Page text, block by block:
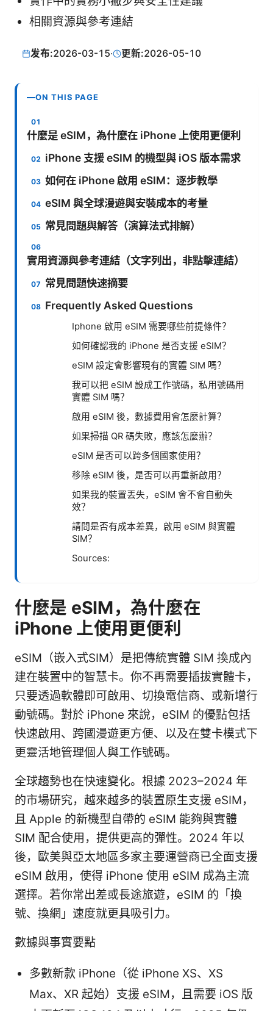
相關資源與參考連結
发布:2026-03-15· 更新:2026-05-10
ON THIS PAGE
什麼是 eSIM，為什麼在 iPhone 上使用更便利
iPhone 支援 eSIM 的機型與 iOS 版本需求
如何在 iPhone 啟用 eSIM：逐步教學
eSIM 與全球漫遊與安裝成本的考量
常見問題與解答（演算法式排解）
實用資源與參考連結（文字列出，非點擊連結）
常見問題快速摘要
Frequently Asked Questions
Iphone 啟用 eSIM 需要哪些前提條件？
如何確認我的 iPhone 是否支援 eSIM？
eSIM 設定會影響現有的實體 SIM 嗎？
我可以把 eSIM 設成工作號碼，私用號碼用
實體 SIM 嗎？
啟用 eSIM 後，數據費用會怎麼計算？
如果掃描 QR 碼失敗，應該怎麼辦？
eSIM 是否可以跨多個國家使用？
移除 eSIM 後，是否可以再重新啟用？
如果我的裝置丟失，eSIM 會不會自動失
效？
請問是否有成本差異，啟用 eSIM 與實體
SIM？
Sources:
什麼是 eSIM，為什麼在
iPhone 上使用更便利
eSIM（嵌入式SIM）是把傳統實體 SIM 換成內
建在裝置中的智慧卡。你不再需要插拔實體卡，
只要透過軟體即可啟用、切換電信商、或新增行
動號碼。對於 iPhone 來說，eSIM 的優點包括
快速啟用、跨國漫遊更方便、以及在雙卡模式下
更靈活地管理個人與工作號碼。
全球趨勢也在快速變化。根據 2023–2024 年
的市場研究，越來越多的裝置原生支援 eSIM，
且 Apple 的新機型自帶的 eSIM 能夠與實體
SIM 配合使用，提供更高的彈性。2024 年以
後，歐美與亞太地區多家主要運營商已全面支援
eSIM 啟用，使得 iPhone 使用 eSIM 成為主流
選擇。若你常出差或長途旅遊，eSIM 的「換
號、換網」速度就更具吸引力。
數據與事實要點
多數新款 iPhone（從 iPhone XS、XS
Max、XR 起始）支援 eSIM，且需要 iOS 版